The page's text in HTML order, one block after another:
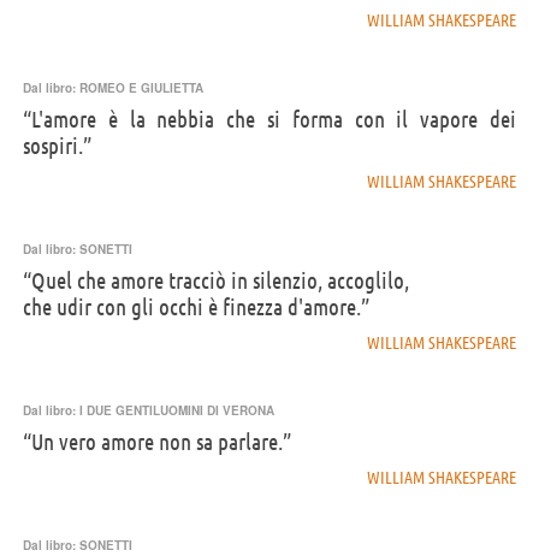
WILLIAM SHAKESPEARE
Dal libro: ROMEO E GIULIETTA
“L'amore è la nebbia che si forma con il vapore dei
sospiri.”
WILLIAM SHAKESPEARE
Dal libro: SONETTI
“Quel che amore tracciò in silenzio, accoglilo,
che udir con gli occhi è finezza d'amore.”
WILLIAM SHAKESPEARE
Dal libro: I DUE GENTILUOMINI DI VERONA
“Un vero amore non sa parlare.”
WILLIAM SHAKESPEARE
Dal libro: SONETTI